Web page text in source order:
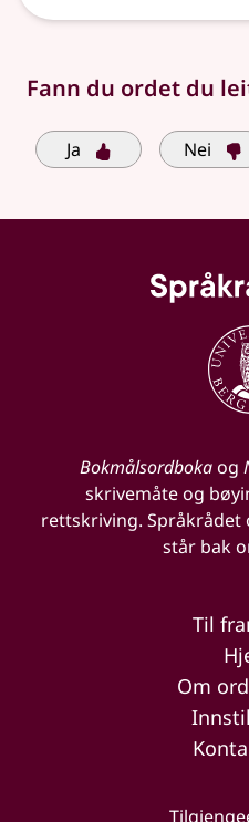
Fann du ordet du
Ja Nei
Bokmålsordbokaog
skrivemåte og
rettskriving. Språkrådet
står bak
Til
Om